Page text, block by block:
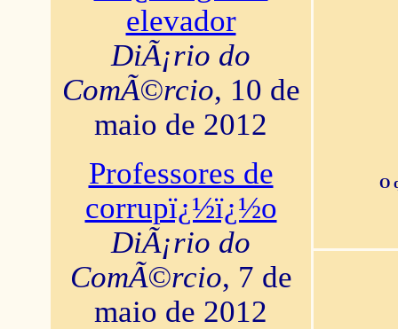
elevador
DiÃ¡rio do
ComÃ©rcio, 10 de
maio de 2012
Professores de
corrupï¿½ï¿½o
DiÃ¡rio do
ComÃ©rcio, 7 de
maio de 2012
O